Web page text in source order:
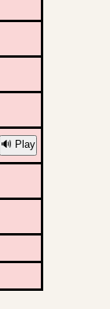
🔊 Play